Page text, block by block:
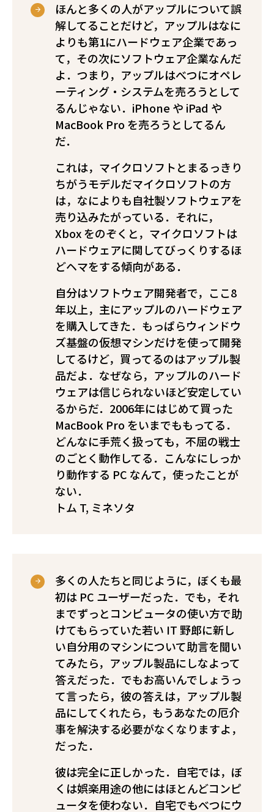
ほんと多くの人がアップルについて誤
解してることだけど，アップルはなに
よりも第1にハードウェア企業であっ
て，その次にソフトウェア企業なんだ
よ．つまり，アップルはべつにオペレ
ーティング・システムを売ろうとして
るんじゃない．iPhone や iPad や
MacBook Pro を売ろうとしてるん
だ．
これは，マイクロソフトとまるっきり
ちがうモデルだ――マイクロソフトの方
は，なによりも自社製ソフトウェアを
売り込みたがっている．それに，
Xbox をのぞくと，マイクロソフトは
ハードウェアに関してびっくりするほ
どヘマをする傾向がある．
自分はソフトウェア開発者で，ここ8
年以上，主にアップルのハードウェア
を購入してきた．もっぱらウィンドウ
ズ基盤の仮想マシンだけを使って開発
してるけど，買ってるのはアップル製
品だよ．なぜなら，アップルのハード
ウェアは信じられないほど安定してい
るからだ．2006年にはじめて買った
MacBook Pro をいまでももってる．
どんなに手荒く扱っても，不屈の戦士
のごとく動作してる．こんなにしっか
り動作する PC なんて，使ったことが
ない．
――トム T, ミネソタ
多くの人たちと同じように，ぼくも最
初は PC ユーザーだった．でも，それ
までずっとコンピュータの使い方で助
けてもらっていた若い IT 野郎に新し
い自分用のマシンについて助言を聞い
てみたら，アップル製品にしなよって
答えだった．でもお高いんでしょうっ
て言ったら，彼の答えは，アップル製
品にしてくれたら，もうあなたの厄介
事を解決する必要がなくなりますよ，
だった．
彼は完全に正しかった．自宅では，ぼ
くは娯楽用途の他にはほとんどコンピ
ュータを使わない．自宅でもべつにウ